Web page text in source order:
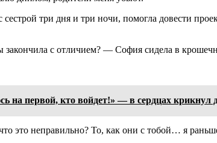
сестрой три дня и три ночи, помогла довести
с отличием? — София сидела в
на первой, кто войдет!» — в сердцах крикнул
это неправильно? То, как они с тобой… я